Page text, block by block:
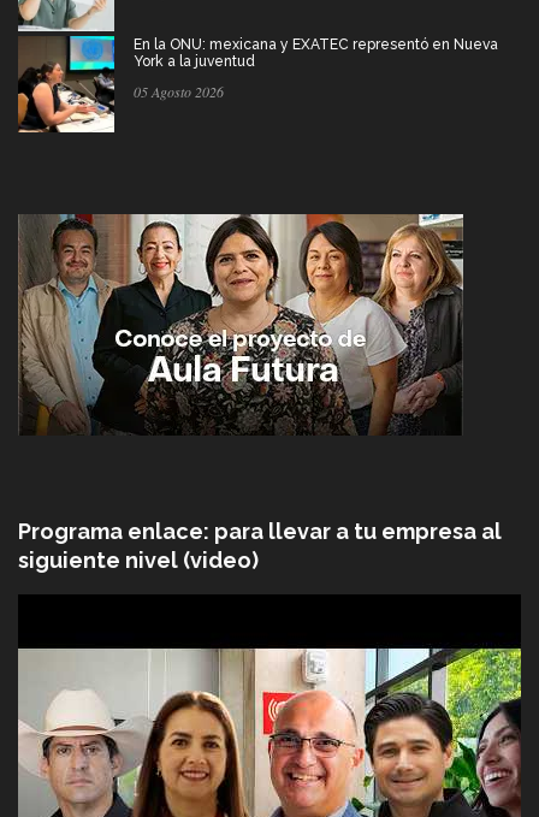
En la ONU: mexicana y EXATEC representó en Nueva
York a la juventud
05 Agosto 2026
Programa enlace: para llevar a tu empresa al
siguiente nivel (video)